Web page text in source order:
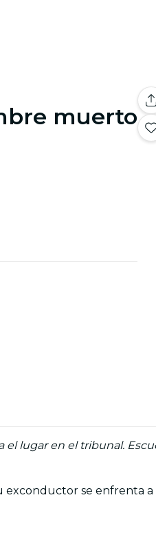
muerto
lugar en el tribunal.
exconductor se enfrenta